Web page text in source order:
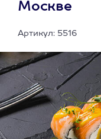
Москве
Артикул: 5516